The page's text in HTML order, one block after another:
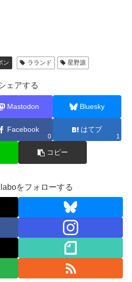
ン ラランド 星野源
ェアする
Mastodon Bluesky
Facebook
0
はてブ
1
コピー
をフォローする